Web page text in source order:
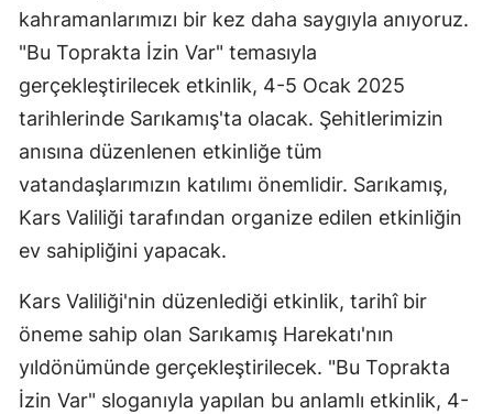
Malatya
Kahramanmaraş
Nevşehir
Niğde
Ordu
kahramanlarımızı bir kez daha saygıyla anıyoruz.
"Bu Toprakta İzin Var" temasıyla
gerçekleştirilecek etkinlik, 4-5 Ocak 2025
tarihlerinde Sarıkamış'ta olacak. Şehitlerimizin
anısına düzenlenen etkinliğe tüm
vatandaşlarımızın katılımı önemlidir. Sarıkamış,
Kars Valiliği tarafından organize edilen etkinliğin
ev sahipliğini yapacak.
Kars Valiliği'nin düzenlediği etkinlik, tarihî bir
öneme sahip olan Sarıkamış Harekatı'nın
yıldönümünde gerçekleştirilecek. "Bu Toprakta
İzin Var" sloganıyla yapılan bu anlamlı etkinlik, 4-